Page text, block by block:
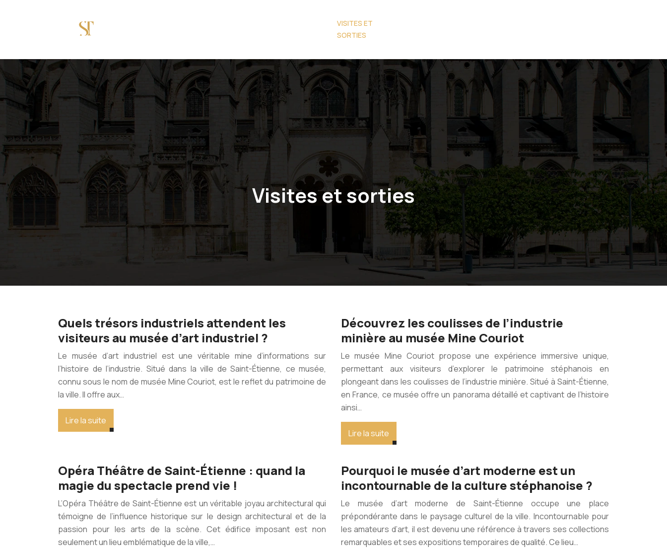
VISITES ET
SORTIES
Visites et sorties
Quels trésors industriels attendent les
visiteurs au musée d’art industriel ?
Le musée d’art industriel est une véritable mine d’informations sur
l’histoire de l’industrie. Situé dans la ville de Saint-Étienne, ce musée,
connu sous le nom de musée Mine Couriot, est le reflet du patrimoine de
la ville. Il offre aux…
Lire la suite
Découvrez les coulisses de l’industrie
minière au musée Mine Couriot
Le musée Mine Couriot propose une expérience immersive unique,
permettant aux visiteurs d’explorer le patrimoine stéphanois en
plongeant dans les coulisses de l’industrie minière. Situé à Saint-Étienne,
en France, ce musée offre un panorama détaillé et captivant de l’histoire
ainsi…
Lire la suite
Opéra Théâtre de Saint-Étienne : quand la
magie du spectacle prend vie !
L’Opéra Théâtre de Saint-Étienne est un véritable joyau architectural qui
témoigne de l’influence historique sur le design architectural et de la
passion pour les arts de la scène. Cet édifice imposant est non
seulement un lieu emblématique de la ville,…
Pourquoi le musée d’art moderne est un
incontournable de la culture stéphanoise ?
Le musée d’art moderne de Saint-Étienne occupe une place
prépondérante dans le paysage culturel de la ville. Incontournable pour
les amateurs d’art, il est devenu une référence à travers ses collections
remarquables et ses expositions temporaires de qualité. Ce lieu…